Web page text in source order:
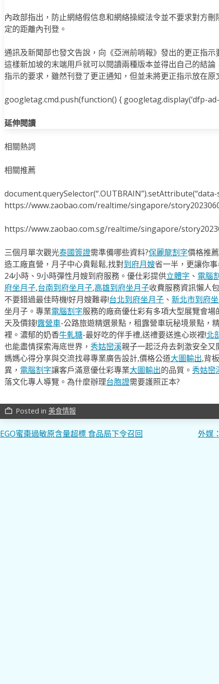
內政部指出，防止網絡假信息和網絡操縱法令並不要求對方
定的距離內刊登。
通訊及新聞部也發文告說，向《亞洲前哨報》發出的更正指
這樣新加坡的末端用戶就可以閱讀兩種版本並得出自己的結
指示的要求，雖然刊登了更正通知，但並未將更正指示放在
googletag.cmd.push(function() { googletag.display(‘dfp-ad-
延伸閱讀
相關熱詞
相關推薦
document.querySelector(“.OUTBRAIN”).setAttribute(“data-
https://www.zaobao.com/realtime/singapore/
https://www.zaobao.com.sg/realtime/singapore/
三個月單次觀光泰國簽證需準備哪些資料?保麗龍割字價格推
造工廠直營，月子中心貴鬆鬆,找對到府月嫂省一半，更讓你
24小時、9小時彈性月嫂到府服務。優仕彩提供立體字 、 電腦
府坐月子,台南到府坐月子,高雄到府坐月子收費服務資訊懶人
不要錯過最佳時機!好月嫂難尋!台北到府坐月子、 新北市到府
坐月子。專業電腦割字服務的廠商優仕彩有多項大型展覽會場
天及價錢!露營車-公路旅遊精選景點，租露營車玩秘境景點，
裡。濃郁的奶香牛軋糖-最好吃的伴手禮,送禮要送進心崁裡!北
也能盡情探索海底世界， 秀姑巒溪親子一起泛舟去​刺激安全
媽媽心得分享與交流找尋專業廣告設計,價格公道大圖輸出,背
異， 電腦割字讓客戶滿意優仕彩專業大圖輸出的品質。 秀姑巒
落文化專人導覽。為什麼辦理台胞證需要護照正本?
work_outline Posted in 美食情報
文
EGO蜜棗過敏原含量超標 食品局下令召回 外媒